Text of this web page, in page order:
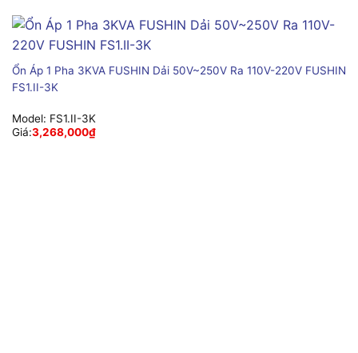
Ổn Áp 1 Pha 3KVA FUSHIN Dải 50V~250V Ra 110V-220V FUSHIN
FS1.II-3K
Model: FS1.II-3K
Giá:3,268,000₫